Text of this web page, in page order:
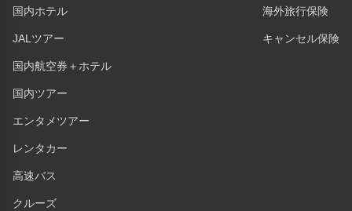
国内ホテル
JALツアー
国内航空券＋ホテル
国内ツアー
エンタメツアー
レンタカー
高速バス
クルーズ
海外旅行保険
キャンセル保険